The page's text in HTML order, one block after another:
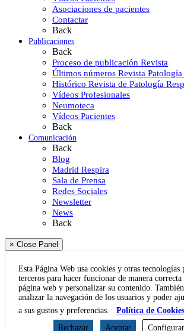
Asociaciones de pacientes
Contactar
Back
Publicaciones
Back
Proceso de publicación Revista
Últimos números Revista Patología
Histórico Revista de Patología
Vídeos Profesionales
Neumoteca
Vídeos Pacientes
Back
Comunicación
Back
Blog
Madrid Respira
Sala de Prensa
Redes Sociales
Newsletter
News
Back
× Close Panel
Esta Página Web usa cookies y otras tecnologías
terceros para hacer funcionar de manera correcta
página web y personalizar su contenido.
analizar la navegación de los usuarios y poder
a sus gustos y preferencias.
Política de Cookies
Rechazar
Aceptar